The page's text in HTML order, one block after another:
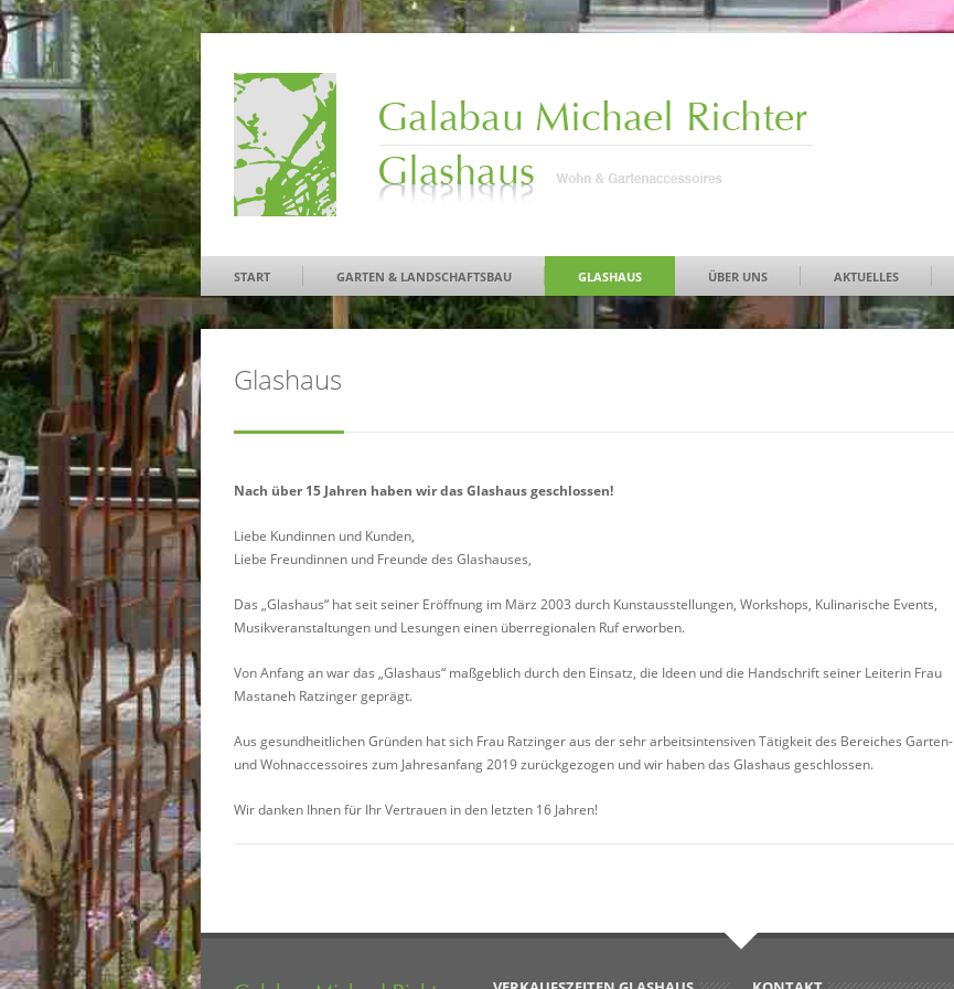
START GARTEN & LANDSCHAFTSBAU GLASHAUS ÜBER UNS AKTUELLES
Glashaus
Nach über 15 Jahren haben wir das Glashaus geschlossen!
Liebe Kundinnen und Kunden,
Liebe Freundinnen und Freunde des Glashauses,
Das „Glashaus“ hat seit seiner Eröffnung im März 2003 durch Kunstausstellungen, Workshops, Kulinarische Events,
Musikveranstaltungen und Lesungen einen überregionalen Ruf erworben.
Von Anfang an war das „Glashaus“ maßgeblich durch den Einsatz, die Ideen und die Handschrift seiner Leiterin Frau
Mastaneh Ratzinger geprägt.
Aus gesundheitlichen Gründen hat sich Frau Ratzinger aus der sehr arbeitsintensiven Tätigkeit des Bereiches Garten-
und Wohnaccessoires zum Jahresanfang 2019 zurückgezogen und wir haben das Glashaus geschlossen.
Wir danken Ihnen für Ihr Vertrauen in den letzten 16 Jahren!